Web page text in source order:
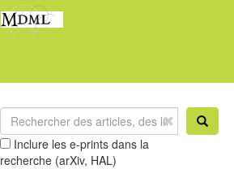
Inclure les e-prints dans la
recherche (arXiv, HAL)